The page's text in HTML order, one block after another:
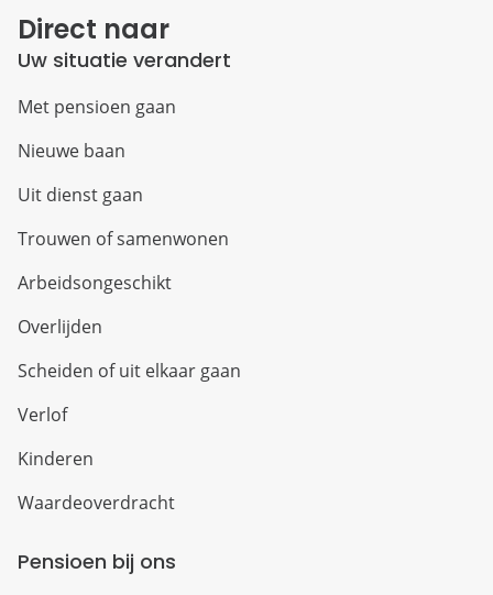
Direct naar
Uw situatie verandert
Met pensioen gaan
Nieuwe baan
Uit dienst gaan
Trouwen of samenwonen
Arbeidsongeschikt
Overlijden
Scheiden of uit elkaar gaan
Verlof
Kinderen
Waardeoverdracht
Pensioen bij ons